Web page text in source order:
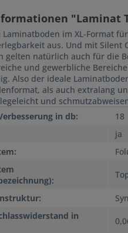
"Laminat
Laminatboden im XL-Format
aus. Und mit Silent
gelten natürlich auch für die
und gewerbliche
Also der ideale
als auch extralang
und
in db:
18
ja
in